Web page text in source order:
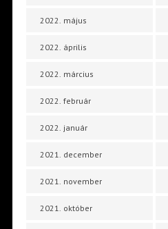
2022. május
2022. április
2022. március
2022. február
2022. január
2021. december
2021. november
2021. október